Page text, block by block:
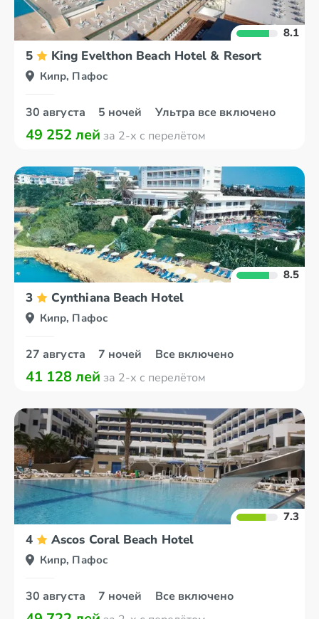
8.1
5 King Evelthon Beach Hotel & Resort
Кипр, Пафос
30 августа 5 ночей Ультра все включено
49 252 лей за 2-х с перелётом
8.5
3 Cynthiana Beach Hotel
Кипр, Пафос
27 августа 7 ночей Все включено
41 128 лей за 2-х с перелётом
7.3
4 Ascos Coral Beach Hotel
Кипр, Пафос
30 августа 7 ночей Все включено